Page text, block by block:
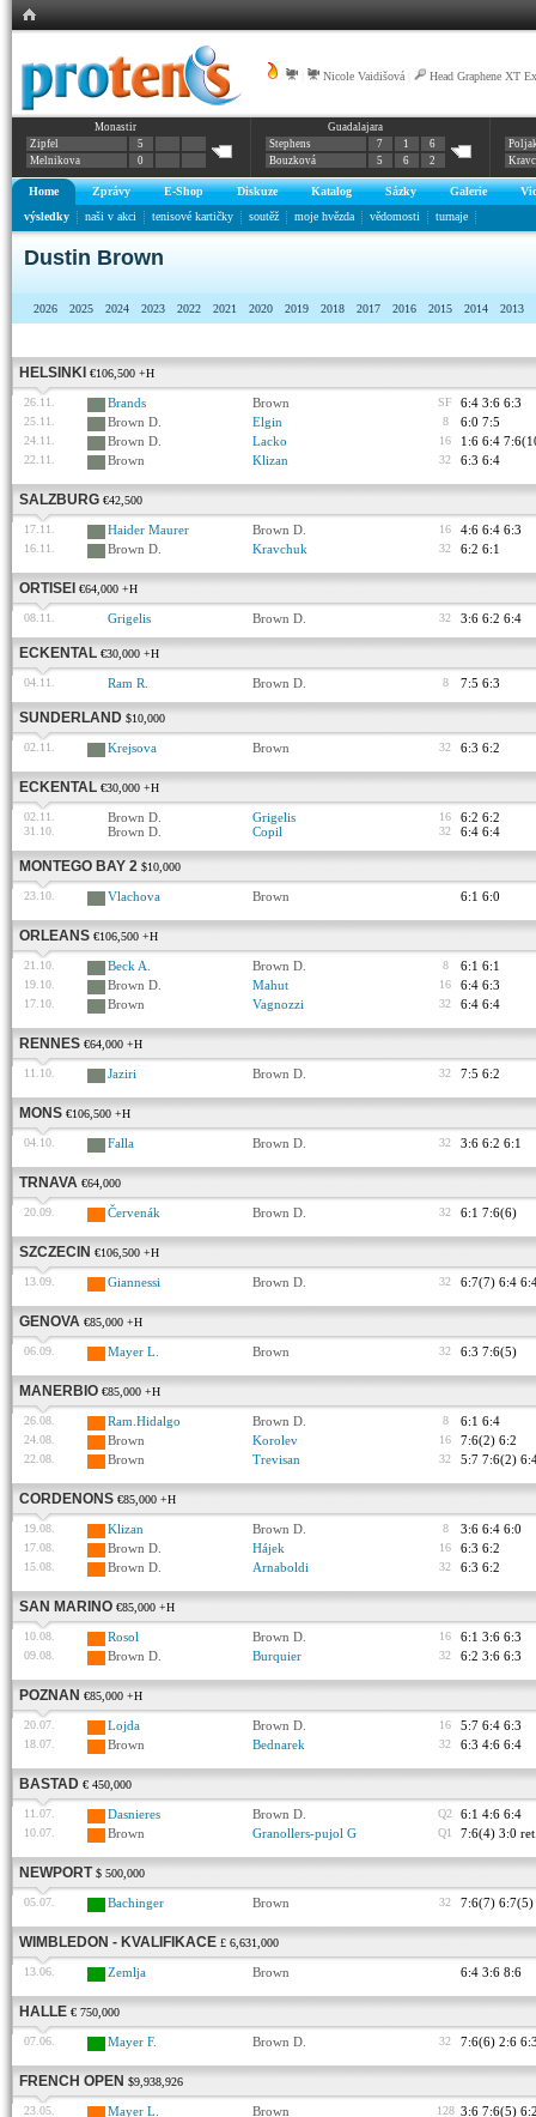
Nicole Vaidišová Head Graphene XT
Monastir
Zipfel
5
Melnikova
0
Guadalajara
Stephens
7 1
6
Bouzková
5 6 2
Home Zprávy E-Shop Diskuze Katalog Sázky Galerie
výsledky
naši v akci tenisové kartičky soutěž moje hvězda vědomosti turnaje
Dustin Brown
2026 2025 2024 2023 2022 2021 2020 2019 2018 2017 2016 2015 2014 2013
HELSINKI €106,500 +H
26.11. Brands Brown SF 6:4 3:6 6:3
25.11. Brown D. Elgin 8 6:0 7:5
24.11. Brown D. Lacko 16 1:6 6:4
22.11. Brown Klizan 32 6:3 6:4
SALZBURG €42,500
17.11. Haider Maurer Brown D. 16 4:6 6:4 6:3
16.11. Brown D. Kravchuk 32 6:2 6:1
ORTISEI €64,000 +H
08.11. Grigelis Brown D. 32 3:6 6:2 6:4
ECKENTAL €30,000 +H
04.11. Ram R. Brown D. 8 7:5 6:3
SUNDERLAND $10,000
02.11. Krejsova Brown 32 6:3 6:2
ECKENTAL €30,000 +H
02.11. Brown D. Grigelis 16 6:2 6:2
31.10. Brown D. Copil 32 6:4 6:4
MONTEGO BAY 2 $10,000
23.10. Vlachova Brown 6:1 6:0
ORLEANS €106,500 +H
21.10. Beck A. Brown D. 8 6:1 6:1
19.10. Brown D. Mahut 16 6:4 6:3
17.10. Brown Vagnozzi 32 6:4 6:4
RENNES €64,000 +H
11.10. Jaziri Brown D. 32 7:5 6:2
MONS €106,500 +H
04.10. Falla Brown D. 32 3:6 6:2 6:1
TRNAVA €64,000
20.09. Červenák Brown D. 32 6:1 7:6(6)
SZCZECIN €106,500 +H
13.09. Giannessi Brown D. 32 6:7(7) 6:4
GENOVA €85,000 +H
06.09. Mayer L. Brown 32 6:3 7:6(5)
MANERBIO €85,000 +H
26.08. Ram.Hidalgo Brown D. 8 6:1 6:4
24.08. Brown Korolev 16 7:6(2) 6:2
22.08. Brown Trevisan 32 5:7 7:6(2)
CORDENONS €85,000 +H
19.08. Klizan Brown D. 8 3:6 6:4 6:0
17.08. Brown D. Hájek 16 6:3 6:2
15.08. Brown D. Arnaboldi 32 6:3 6:2
SAN MARINO €85,000 +H
10.08. Rosol Brown D. 16 6:1 3:6 6:3
09.08. Brown D. Burquier 32 6:2 3:6 6:3
POZNAN €85,000 +H
20.07. Lojda Brown D. 16 5:7 6:4 6:3
18.07. Brown Bednarek 32 6:3 4:6 6:4
BASTAD € 450,000
11.07. Dasnieres Brown D. Q2 6:1 4:6 6:4
10.07. Brown Granollers-pujol G Q1 7:6(4) 3:0
NEWPORT $ 500,000
05.07. Bachinger Brown 32 7:6(7) 6:7(5)
WIMBLEDON - KVALIFIKACE £ 6,631,000
13.06. Zemlja Brown 6:4 3:6 8:6
HALLE € 750,000
07.06. Mayer F. Brown D. 32 7:6(6) 2:6
FRENCH OPEN $9,938,926
23.05. Mayer L. Brown 128 3:6 7:6(5)